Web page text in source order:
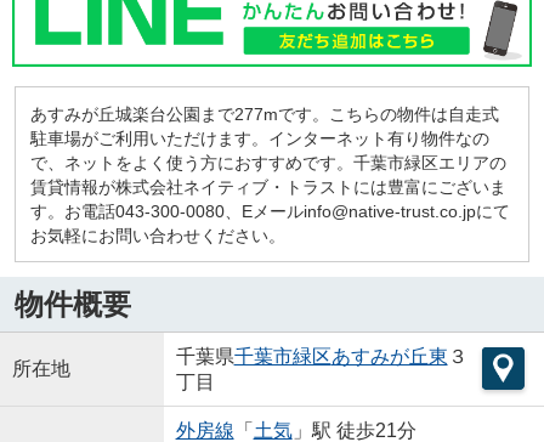
あすみが丘城楽台公園まで277mです。こちらの物件は自走式
駐車場がご利用いただけます。インターネット有り物件なの
で、ネットをよく使う方におすすめです。千葉市緑区エリアの
賃貸情報が株式会社ネイティブ・トラストには豊富にございま
す。お電話043-300-0080、Eメールinfo@native-trust.co.jpにて
お気軽にお問い合わせください。
物件概要
所在地
千葉県千葉市緑区あすみが丘東 ３
丁目
外房線 「 土気」駅 徒歩21分